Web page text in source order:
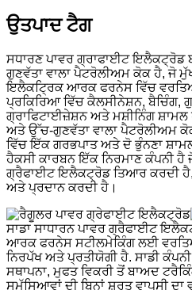
ਉਤਪਾਦ ਟੈਗ
ਸਧਾਰਣ ਪਾਵਰ ਗ੍ਰਾਫਾਈਟ ਇਲੈਕਟ੍ਰੋਡ
ਗੁਣਵੱਤਾ ਵਾਲਾ ਪੈਟਰੋਲੀਅਮ ਕੋਕ ਹੈ, ਜੋ
ਇਲੈਕਟ੍ਰਿਕ ਆਰਕ ਫਰਨੇਸ ਵਿੱਚ
ਪ੍ਰਕਿਰਿਆ ਵਿੱਚ ਕੈਲਸੀਨੇਸ਼ਨ, ਬੈਚਿੰਗ,
ਗ੍ਰਾਫਿਟਾਈਜ਼ੇਸ਼ਨ ਅਤੇ ਮਸ਼ੀਨਿੰਗ
ਅਤੇ ਉੱਚ-ਗੁਣਵੱਤਾ ਵਾਲਾ ਪੈਟਰੋਲੀਅਮ
ਵਿੱਚ ਇੱਕ ਗਰਭਪਾਤ ਅਤੇ ਦੋ ਭੁੰਨਣਾ
ਹੈਕਸੀ ਕਾਰਬਨ ਇੱਕ ਨਿਰਮਾਣ ਕੰਪਨੀ
ਗ੍ਰੈਫਾਈਟ ਇਲੈਕਟ੍ਰੋਡ ਤਿਆਰ ਕਰਦੀ ਹੈ,
ਅਤੇ ਪ੍ਰਦਾਨ ਕਰਦੀ ਹੈ।
ਸਾਡਾ ਸਾਧਾਰਨ ਪਾਵਰ ਗ੍ਰੈਫਾਈਟ
ਆਰਕ ਫਰਨੇਸ ਸਟੀਲਮੇਕਿੰਗ ਲਈ
ਨਿਰਪੱਖ ਅਤੇ ਪ੍ਰਤੀਯੋਗੀ ਹੈ. ਸਾਡੀ
ਸਥਾਪਨਾ, ਮੁਫਤ ਵਿਕਰੀ ਤੋਂ ਬਾਅਦ
ਸਮੱਸਿਆਵਾਂ ਦੀ ਬਿਨਾਂ ਸ਼ਰਤ ਵਾਪਸੀ ਦਾ